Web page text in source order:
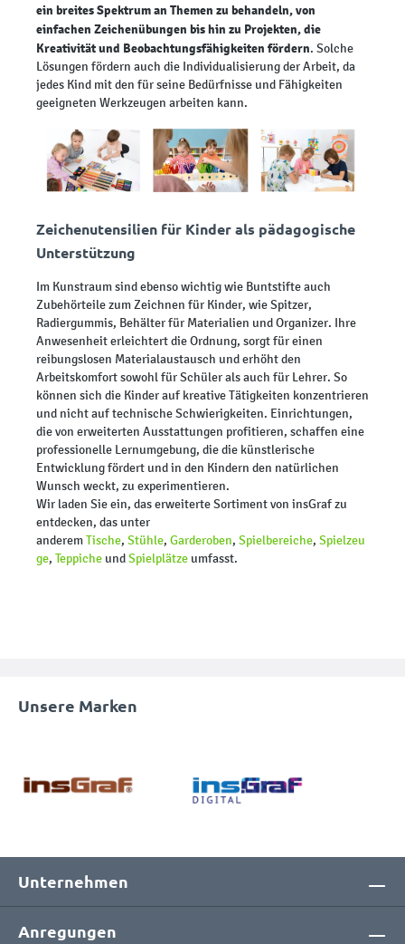
ein breites Spektrum an Themen zu behandeln, von
einfachen Zeichenübungen bis hin zu Projekten, die
Kreativität und Beobachtungsfähigkeiten fördern. Solche
Lösungen fördern auch die Individualisierung der Arbeit, da
jedes Kind mit den für seine Bedürfnisse und Fähigkeiten
geeigneten Werkzeugen arbeiten kann.
Zeichenutensilien für Kinder als pädagogische
Unterstützung
Im Kunstraum sind ebenso wichtig wie Buntstifte auch
Zubehörteile zum Zeichnen für Kinder, wie Spitzer,
Radiergummis, Behälter für Materialien und Organizer. Ihre
Anwesenheit erleichtert die Ordnung, sorgt für einen
reibungslosen Materialaustausch und erhöht den
Arbeitskomfort sowohl für Schüler als auch für Lehrer. So
können sich die Kinder auf kreative Tätigkeiten konzentrieren
und nicht auf technische Schwierigkeiten. Einrichtungen,
die von erweiterten Ausstattungen profitieren, schaffen eine
professionelle Lernumgebung, die die künstlerische
Entwicklung fördert und in den Kindern den natürlichen
Wunsch weckt, zu experimentieren.
Wir laden Sie ein, das erweiterte Sortiment von insGraf zu
entdecken, das unter
anderemTische, Stühle, Garderoben, Spielbereiche, Spielzeu
ge, Teppiche undSpielplätze umfasst.
Unsere Marken
Unternehmen
Anregungen